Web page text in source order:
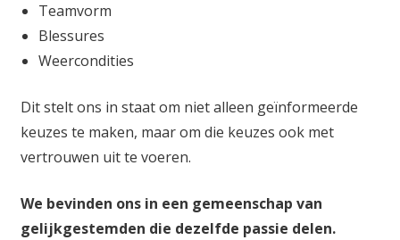
Teamvorm
Blessures
Weercondities
Dit stelt ons in staat om niet alleen geïnformeerde
keuzes te maken, maar om die keuzes ook met
vertrouwen uit te voeren.
We bevinden ons in een gemeenschap van
gelijkgestemden die dezelfde passie delen.